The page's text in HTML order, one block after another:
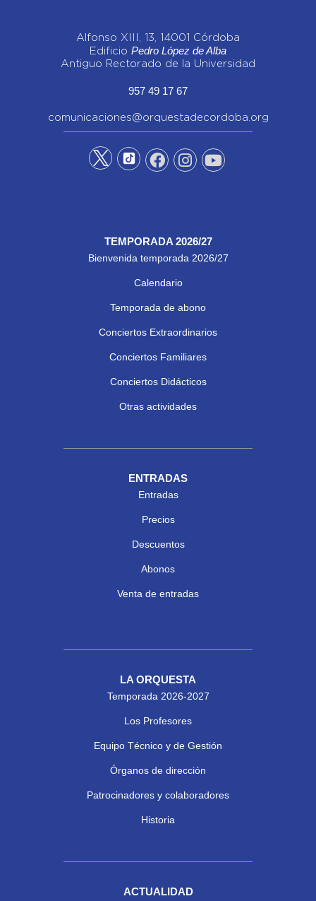
Alfonso XIII, 13, 14001 Córdoba
Edificio Pedro López de Alba
Antiguo Rectorado de la Universidad
957 49 17 67
comunicaciones@orquestadecordoba.org
TEMPORADA 2026/27
Bienvenida temporada 2026/27
Calendario
Temporada de abono
Conciertos Extraordinarios
Conciertos Familiares
Conciertos Didácticos
Otras actividades
ENTRADAS
Entradas
Precios
Descuentos
Abonos
Venta de entradas
LA ORQUESTA
Temporada 2026-2027
Los Profesores
Equipo Técnico y de Gestión
Órganos de dirección
Patrocinadores y colaboradores
Historia
ACTUALIDAD